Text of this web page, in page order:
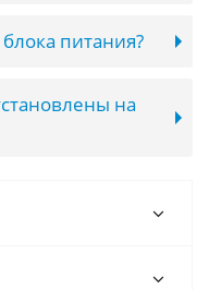
питания?
на